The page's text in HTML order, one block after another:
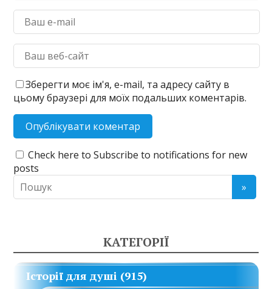
Зберегти моє ім'я, e-mail, та адресу сайту в
цьому браузері для моїх подальших коментарів.
Check here to Subscribe to notifications for new
posts
КАТЕГОРІЇ
Історії для душі (915)